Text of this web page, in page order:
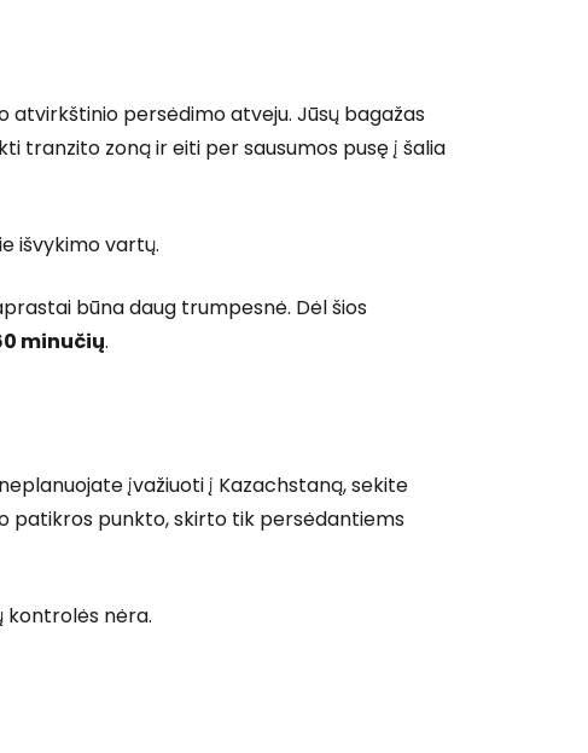
persėdimo atveju. Jūsų bagažas
tranzito zoną ir eiti per sausumos pusę į šalia
išvykimo vartų.
būna daug trumpesnė. Dėl šios
minučių.
įvažiuoti į Kazachstaną, sekite
patikros punkto, skirto tik persėdantiems
kontrolės nėra.